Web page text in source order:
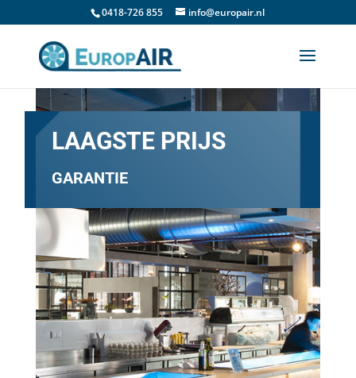
0418-726 855 info@europair.nl
LAAGSTE PRIJS
GARANTIE